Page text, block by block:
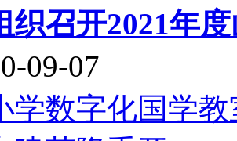
织召开2021年
09-07
学数字化国学